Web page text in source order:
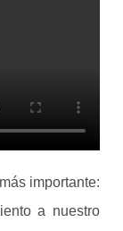
importante:
a nuestro